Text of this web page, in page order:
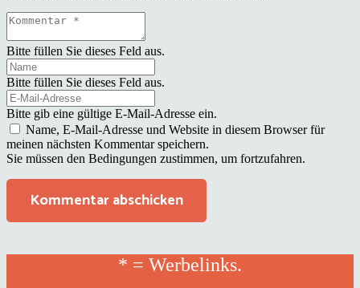
Bitte füllen Sie dieses Feld aus.
Bitte füllen Sie dieses Feld aus.
Bitte gib eine gültige E-Mail-Adresse ein.
Name, E-Mail-Adresse und Website in diesem Browser für
meinen nächsten Kommentar speichern.
Sie müssen den Bedingungen zustimmen, um fortzufahren.
Kommentar abschicken
* = Werbelinks.